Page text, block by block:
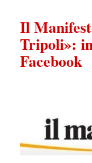
Il
Tripoli»:
Facebook